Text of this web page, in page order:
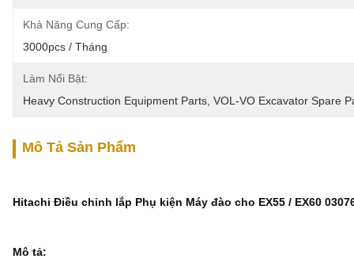
Khả Năng Cung Cấp:
3000pcs / Tháng
Làm Nổi Bật:
Heavy Construction Equipment Parts VOL-VO Excavator Spare
Mô Tả Sản Phẩm
Hitachi Điều chỉnh lắp Phụ kiện Máy đào cho EX55 / EX60
Mô tả: